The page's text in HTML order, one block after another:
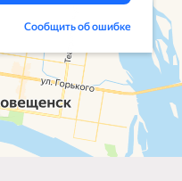
MAX WHATSAPP
Пн-Пт: 9:00-18:00 / Сб-Вс: выходной
+7 965 671-26-00
+7 4162 31-26-00